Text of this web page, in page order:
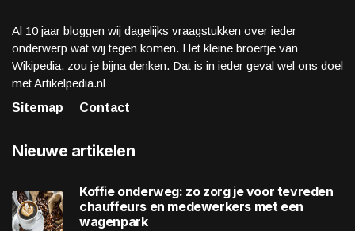
Al 10 jaar bloggen wij dagelijks vraagstukken over ieder
onderwerp wat wij tegen komen. Het kleine broertje van
Wikipedia, zou je bijna denken. Dat is in ieder geval wel ons doel
met Artikelpedia.nl
Sitemap
Contact
Nieuwe artikelen
Koffie onderweg: zo zorg je voor tevreden
chauffeurs en medewerkers met een
wagenpark